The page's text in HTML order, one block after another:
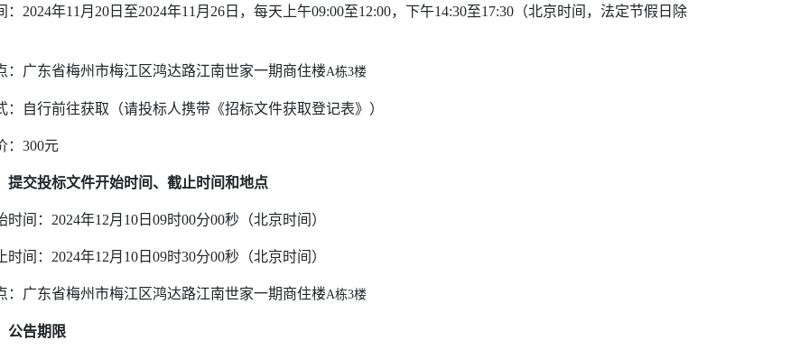
： 2024年11 月 20日至2024年11 月 26日，每天上午09:00至12:00，下午14:30至17:30（北京时间，法定节假日除
：广东省梅州市梅江区鸿达路江南世家一期商住楼A栋3楼
：自行前往获取（请投标人携带《招标文件获取登记表》）
： 300元
提交投标文件开始时间、截止时间和地点
时间： 2024年12月 10日 09时00分00秒（北京时间）
时间： 2024年12月 10日 09时30分00秒（北京时间）
：广东省梅州市梅江区鸿达路江南世家一期商住楼A栋3楼
公告期限